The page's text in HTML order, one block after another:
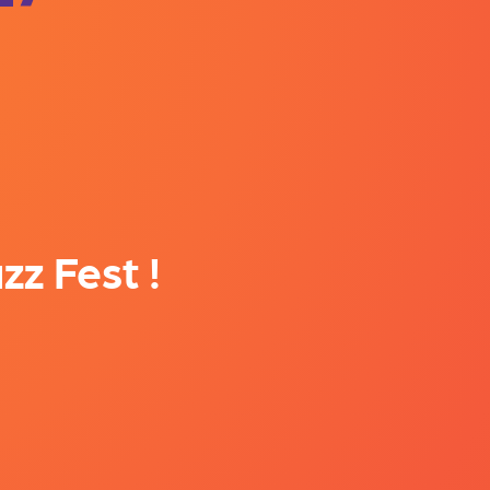
Fest !